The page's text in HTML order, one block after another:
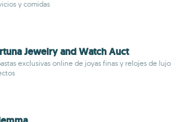
y comidas
Jewelry and Watch Auct
exclusivas online de joyas finas y relojes de lujo